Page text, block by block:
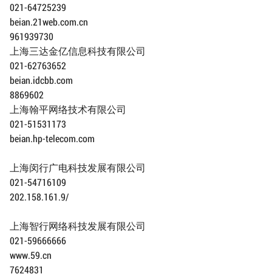
021-64725239
beian.21web.com.cn
961939730
上海三达金亿信息科技有限公司
021-62763652
beian.idcbb.com
8869602
上海翰平网络技术有限公司
021-51531173
beian.hp-telecom.com
上海闵行广电科技发展有限公司
021-54716109
202.158.161.9/
上海智行网络科技发展有限公司
021-59666666
www.59.cn
7624831